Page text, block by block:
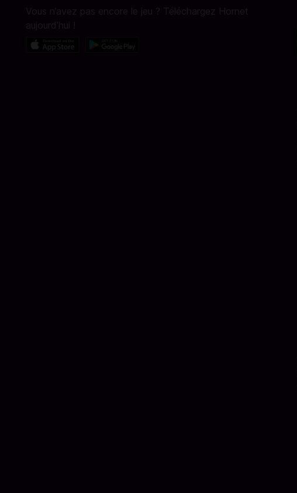
Vous n’avez pas encore le jeu ? Téléchargez Hornet
aujourd’hui !